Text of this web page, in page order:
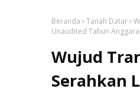
Beranda Tanah Datar
Unaudited Tahun
​Wujud
Serahkan